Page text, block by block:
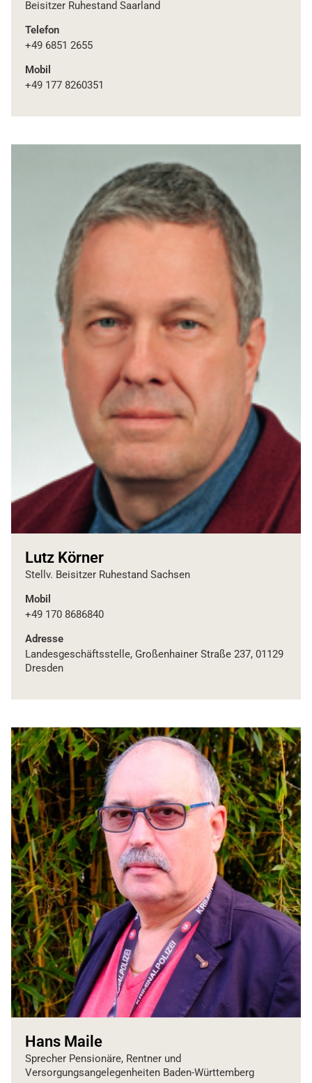
Beisitzer Ruhestand Saarland
Telefon
+49 6851 2655
Mobil
+49 177 8260351
Lutz Körner
Stellv. Beisitzer Ruhestand Sachsen
Mobil
+49 170 8686840
Adresse
Landesgeschäftsstelle, Großenhainer Straße 237, 01129
Dresden
Hans Maile
Sprecher Pensionäre, Rentner und
Versorgungsangelegenheiten Baden-Württemberg